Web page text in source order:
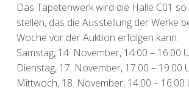
Das Tapetenwerk wird die Halle C01
stellen, das die Ausstellung der Werke
Woche vor der Auktion erfolgen kann.
Samstag, 14. November, 14:00 – 16:00
Dienstag, 17. November, 17:00 – 19:00
Mittwoch, 18. November, 14:00 – 16:00